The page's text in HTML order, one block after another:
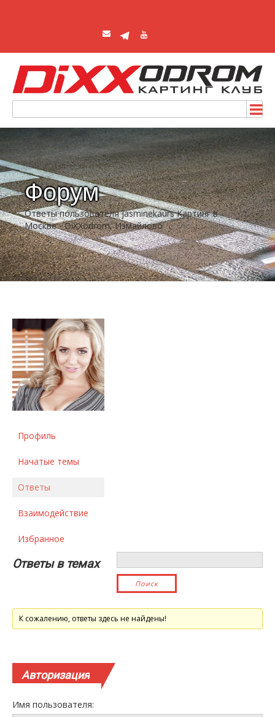
Форум
Ответы пользователя jasminekaurs Картинг в
Москве - DiXXodrom, Измайлово
Профиль
Начатые темы
Ответы
Взаимодействие
Избранное
Ответы в темах
К сожалению, ответы здесь не найдены!
Авторизация
Имя пользователя: